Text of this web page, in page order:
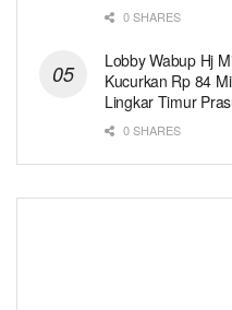
0 SHARES
Lobby Wabup Hj
Kucurkan Rp 84
Lingkar Timur
0 SHARES